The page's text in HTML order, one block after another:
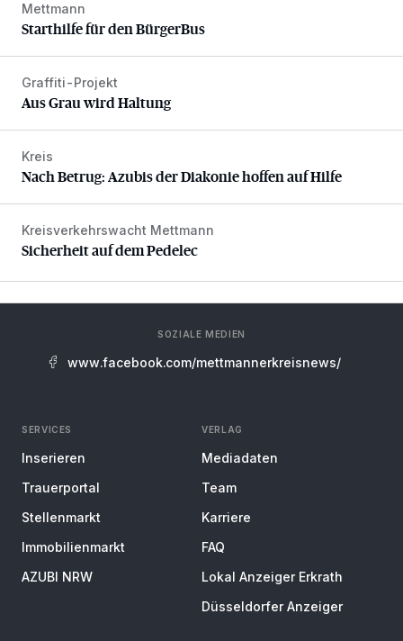
Starthilfe für den BürgerBus
Mettmann
Starthilfe für den BürgerBus
Aus Grau wird Haltung
Graffiti-Projekt
Aus Grau wird Haltung
Nach Betrug: Azubis der Diakonie hoffen auf Hilfe
Kreis
Nach Betrug: Azubis der Diakonie hoffen auf Hilfe
Sicherheit auf dem Pedelec
Kreisverkehrswacht Mettmann
Sicherheit auf dem Pedelec
SOZIALE MEDIEN
www.facebook.com/mettmannerkreisnews/
SERVICES
Inserieren
Trauerportal
Stellenmarkt
Immobilienmarkt
AZUBI NRW
VERLAG
Mediadaten
Team
Karriere
FAQ
Lokal Anzeiger Erkrath
Düsseldorfer Anzeiger